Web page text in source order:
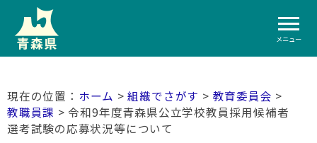
メニュー
ホーム >組織でさがす > 教育委員会 >
教職員課 > 令和9年度青森県公立学校教員採用候補者
選考試験の応募状況等について